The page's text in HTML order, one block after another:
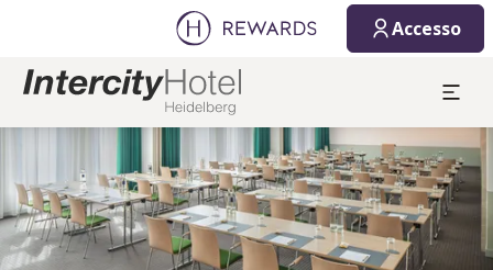
Accesso
Diapositiva 1 di 1
09/08/2026
1 Camera/e ⋅ 1 Adulto